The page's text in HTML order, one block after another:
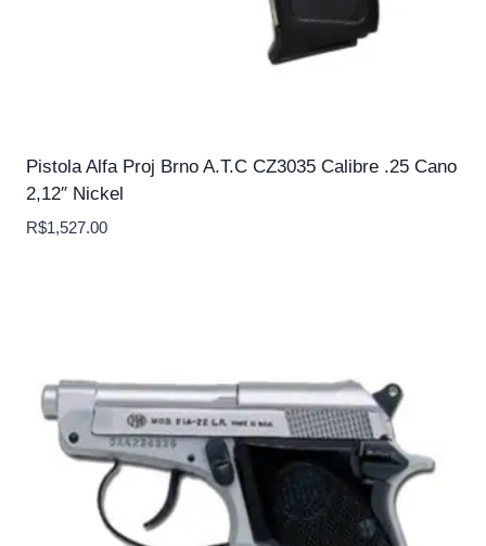
Pistola Alfa Proj Brno A.T.C CZ3035 Calibre .25 Cano
2,12″ Nickel
R$1,527.00